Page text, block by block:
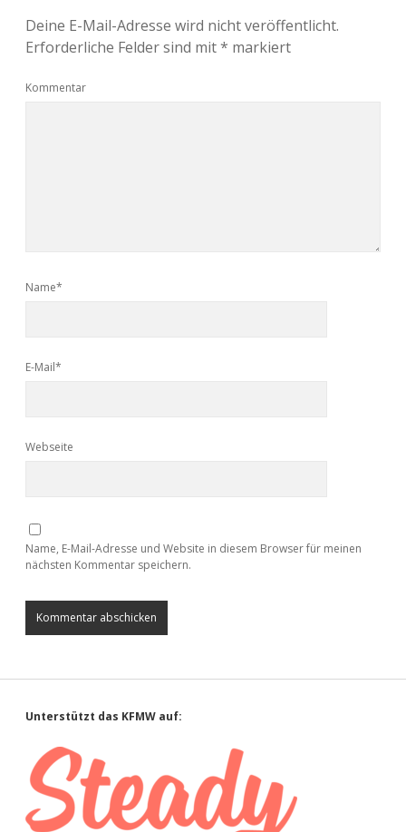
Deine E-Mail-Adresse wird nicht veröffentlicht.
Erforderliche Felder sind mit* markiert
Kommentar
Name*
E-Mail*
Webseite
Name, E-Mail-Adresse und Website in diesem Browser für meinen
nächsten Kommentar speichern.
Sidebar
Unterstützt das KFMW auf: